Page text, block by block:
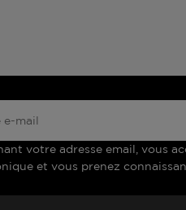
votre adresse email, vous
et vous prenez